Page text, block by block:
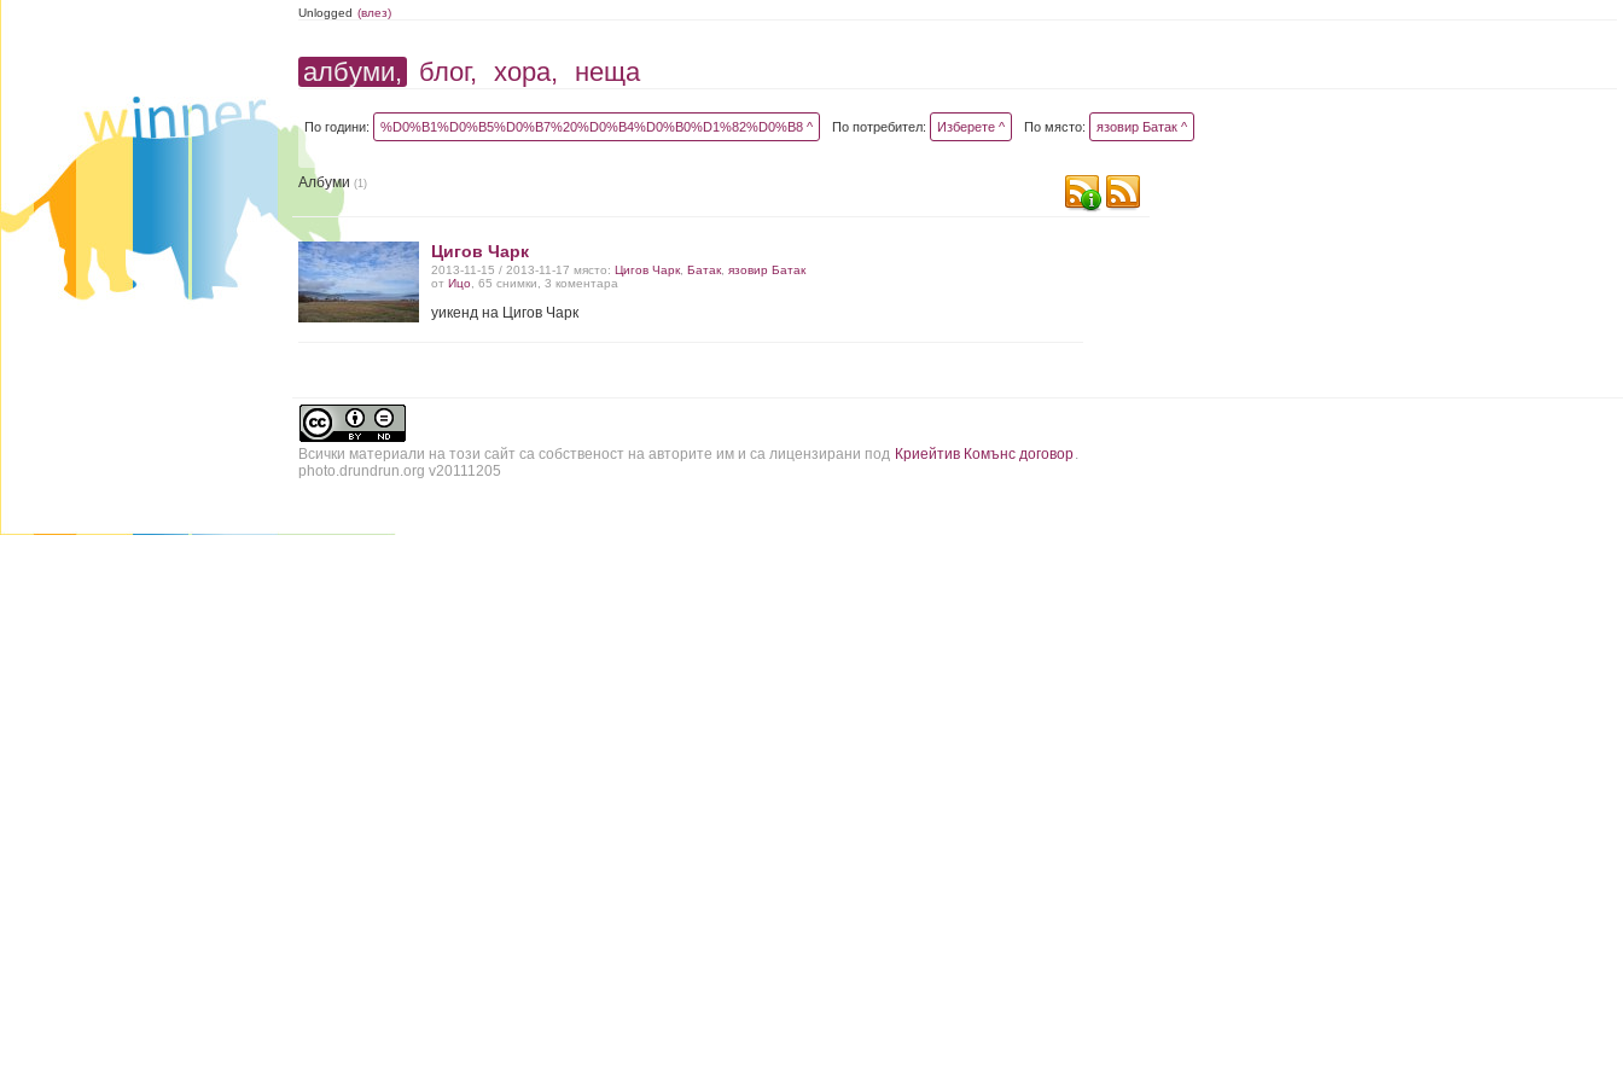
Unlogged (влез)
албуми, блог, хора, неща
По години: %D0%B1%D0%B5%D0%B7%20%D0%B4%D0%B0%D1%82%D0%B8 ^ По потребител: Изберете ^ По място: язовир Батак ^
Албуми (1)
Цигов Чарк
2013-11-15 / 2013-11-17 място: Цигов Чарк, Батак, язовир Батак
от Ицо, 65 снимки, 3 коментара
уикенд на Цигов Чарк
Всички материали на този сайт са собственост на авторите им и са лицензирани под Криейтив Комънс договор.
photo.drundrun.org v20111205